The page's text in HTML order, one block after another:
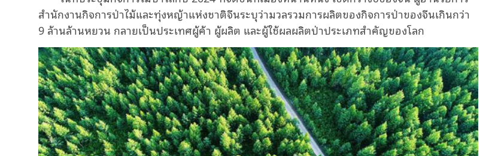
สำนักงานกิจการป่าไม้และทุ่งหญ้าแห่งชาติจีนระบุว่ามวลรวมการผลิตของกิจการป่าของจีนเกินกว่า
9 ล้านล้านหยวน กลายเป็นประเทศผู้ค้า ผู้ผลิต และผู้ใช้ผลผลิตป่าประเภทสำคัญของโลก